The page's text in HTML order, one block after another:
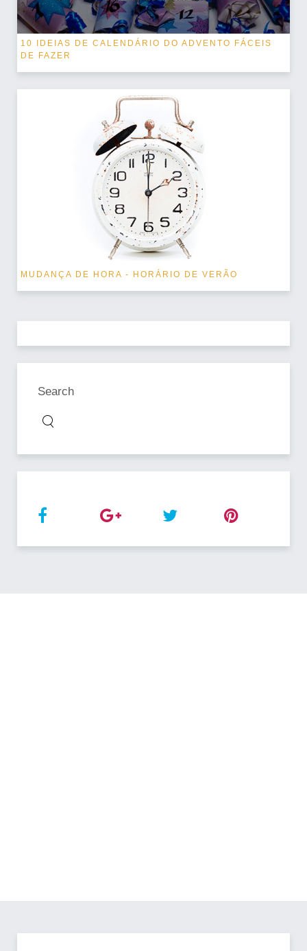
10 IDEIAS DE CALENDÁRIO DO ADVENTO FÁCEIS
DE FAZER
MUDANÇA DE HORA - HORÁRIO DE VERÃO
Search